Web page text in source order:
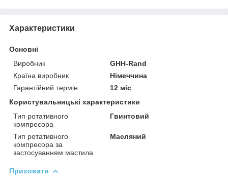
Характеристики
Основні
Виробник
GHH-Rand
Країна виробник
Німеччина
Гарантійний термін
12 міс
Користувальницькі характеристики
Тип ротативного
компресора
Гвинтовий
Тип ротативного
компресора за
застосуванням мастила
Масляний
Приховати